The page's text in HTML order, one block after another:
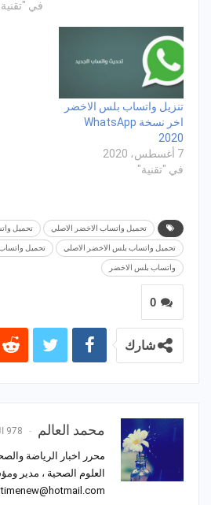
في
تنزيل واتساب بلس الاخضر
اخر نسخة WhatsApp
2020
7 أغسطس، 2020
في "تقنية"
تحميل واتساب الاخضر الاصلي تحميل
تحميل واتساب بلس الاخضر الاصلي تحميل
واتساب بلس الاخضر
0
شارك
محمد العالم 978 المشاركات
محرر اخبار الرياضة
العلوم الصحية ، مدير
timenew@hotmail.com